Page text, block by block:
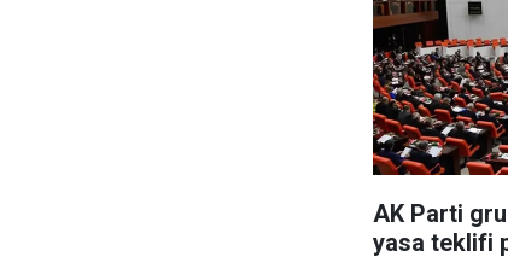
AK Parti
yasa teklifi